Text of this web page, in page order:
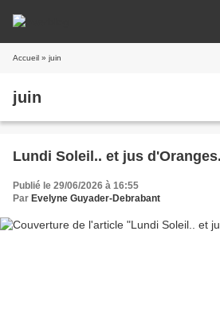
Accueil » juin
juin
Lundi Soleil.. et jus
Publié le 29/06/2026 à 16:55
Par Evelyne Guyader-Debrabant